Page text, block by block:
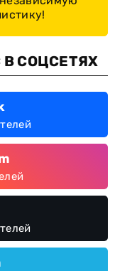
СОЦСЕТЯХ